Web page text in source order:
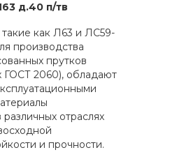
д.40 п/тв
как Л63 и ЛС59-
производства
прутков
ГОСТ 2060), обладают
отраслях
и прочности.